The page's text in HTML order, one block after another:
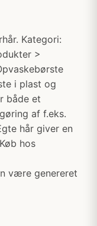
Kategori:
>
i plast og
både et
af f.eks.
hår giver en
hos
være genereret